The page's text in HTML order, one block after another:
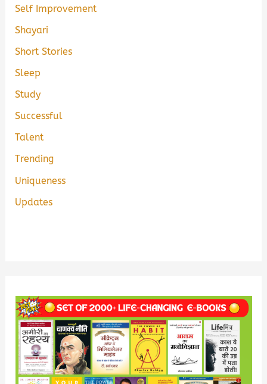
Self Improvement
Shayari
Short Stories
Sleep
Study
Successful
Talent
Trending
Uniqueness
Updates